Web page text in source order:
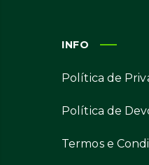
INFO
Política de
Política de
Termos e